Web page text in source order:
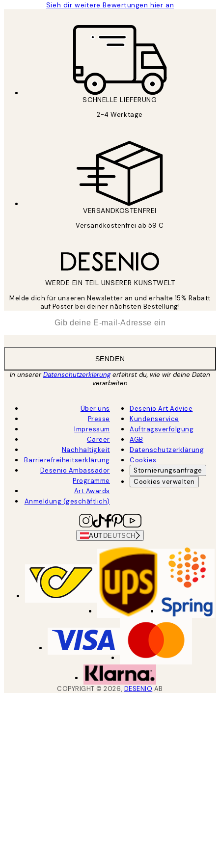
Sieh dir weitere Bewertungen hier an
SCHNELLE LIEFERUNG
2-4 Werktage
VERSANDKOSTENFREI
Versandkostenfrei ab 59 €
WERDE EIN TEIL UNSERER KUNSTWELT
Melde dich für unseren Newsletter an und erhalte 15% Rabatt
auf Poster bei deiner nächsten Bestellung!
SENDEN
In unsererDatenschutzerklärungerfährst du, wie wir deine Daten
verarbeiten
Über uns
Presse
Impressum
Career
Nachhaltigkeit
Barrierefreiheitserklärung
Desenio Ambassador
Programme
Art Awards
Anmeldung (geschäftlich)
Desenio Art Advice
Kundenservice
Auftragsverfolgung
AGB
Datenschutzerklärung
Cookies
Stornierungsanfrage
Cookies verwalten
AUT DEUTSCH
COPYRIGHT ©2026, DESENIO AB